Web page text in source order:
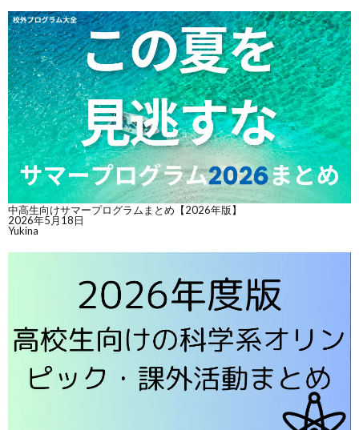
中高生向けサマープログラムまとめ【2026年版】
2026年5月18日
Yukina